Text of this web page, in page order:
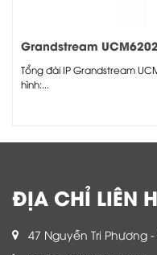
Grandstream UCM6202
Tổng đài IP Grandstream
hình:...
ĐỊA CHỈ LIÊN
47 Nguyễn Tri Phương